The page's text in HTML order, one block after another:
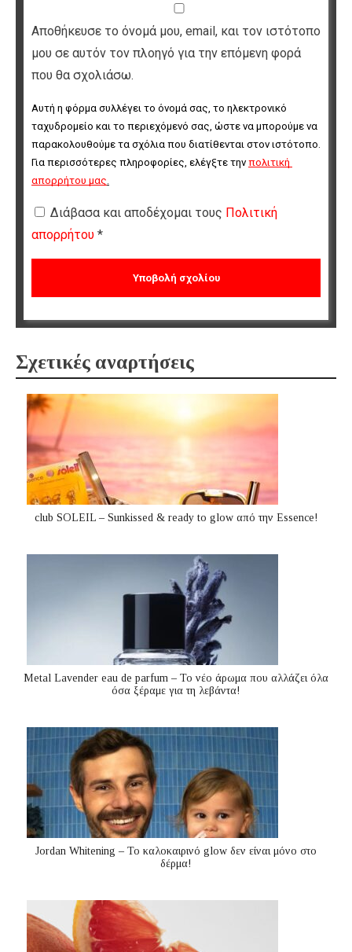
Αποθήκευσε το όνομά μου, email, και τον ιστότοπο
μου σε αυτόν τον πλοηγό για την επόμενη φορά
που θα σχολιάσω.
Αυτή η φόρμα συλλέγει το όνομά σας, το ηλεκτρονικό
ταχυδρομείο και το περιεχόμενό σας, ώστε να μπορούμε να
παρακολουθούμε τα σχόλια που διατίθενται στον ιστότοπο.
Για περισσότερες πληροφορίες, ελέγξτε την πολιτική
απορρήτου μας.
Διάβασα και αποδέχομαι τους Πολιτική
απορρήτου *
Σχετικές αναρτήσεις
club SOLEIL – Sunkissed & ready to glow από την Essence!
Metal Lavender eau de parfum – Το νέο άρωμα που αλλάζει όλα
όσα ξέραμε για τη λεβάντα!
Jordan Whitening – Το καλοκαιρινό glow δεν είναι μόνο στο
δέρμα!